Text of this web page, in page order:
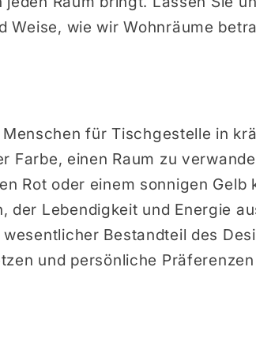
Weise, wie wir Wohnräume
für Tischgestelle in
einen Raum zu
Rot oder einem sonnigen Gelb
der Lebendigkeit und Energie
Bestandteil des
und persönliche